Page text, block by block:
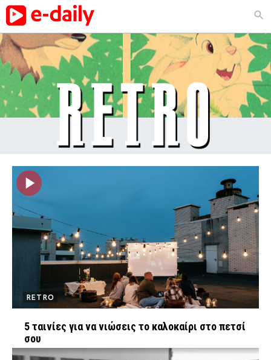
Retro
RETRO
5 ταινίες για να νιώσεις το καλοκαίρι στο πετσί
σου